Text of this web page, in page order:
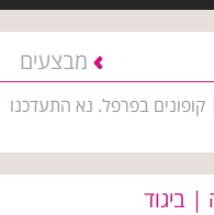
מבצעים
בפרפל. נא התעדכנו
ביגוד